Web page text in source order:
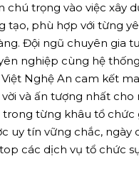
chú trọng vào việc xây
tạo, phù hợp với từng
Đội ngũ chuyên gia
nghiệp cùng hệ
Nghệ An cam kết
và ấn tượng nhất cho
trong từng khâu tổ chức
uy tín vững chắc, ngày
các dịch vụ tổ chức